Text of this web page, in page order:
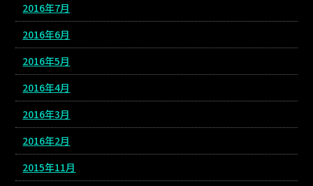
2016年7月
2016年6月
2016年5月
2016年4月
2016年3月
2016年2月
2015年11月